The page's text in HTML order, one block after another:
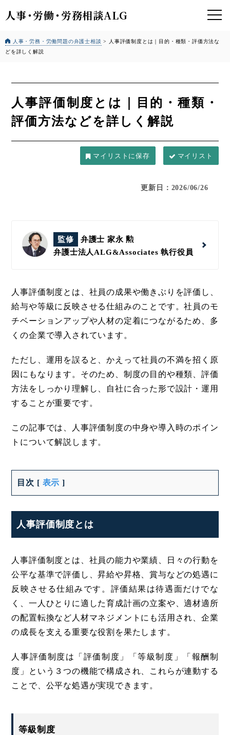
人事・労働・労務相談ALG
人事・労務・労働問題の弁護士相談 >
人事評価制度とは｜目的・種類・評価方法な
どを詳しく解説
人事評価制度とは｜目的・種類・
評価方法などを詳しく解説
マイリスト
更新日：2026/06/26
監修
弁護士 家永 勲
弁護士法人ALG&Associates執行役員
人事評価制度とは、社員の成果や働きぶりを評価し、
給与や等級に反映させる仕組みのことです。社員のモ
チベーションアップや人材の定着につながるため、多
くの企業で導入されています。
ただし、運用を誤ると、かえって社員の不満を招く原
因にもなります。そのため、制度の目的や種類、評価
方法をしっかり理解し、自社に合った形で設計・運用
することが重要です。
この記事では、人事評価制度の中身や導入時のポイン
トについて解説します。
目次 [ 表示 ]
人事評価制度とは
人事評価制度とは、社員の能力や業績、日々の行動を
公平な基準で評価し、昇給や昇格、賞与などの処遇に
反映させる仕組みです。評価結果は待遇面だけでな
く、一人ひとりに適した育成計画の立案や、適材適所
の配置転換など人材マネジメントにも活用され、企業
の成長を支える重要な役割を果たします。
人事評価制度は「評価制度」「等級制度」「報酬制
度」という３つの機能で構成され、これらが連動する
ことで、公平な処遇が実現できます。
等級制度